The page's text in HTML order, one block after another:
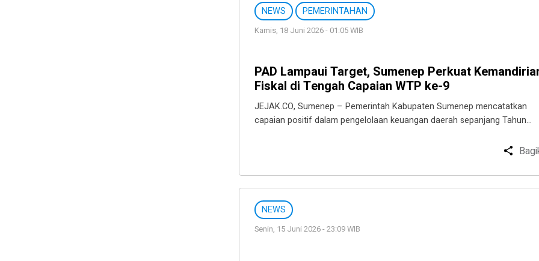
NEWS PEMERINTAHAN
Kamis, 18 Juni 2026 - 01:05 WIB
PAD Lampaui Target, Sumenep Perkuat
Fiskal di Tengah Capaian WTP ke-9
JEJAK.CO, Sumenep – Pemerintah Kabupaten Sumenep mencatatkan
capaian positif dalam pengelolaan keuangan daerah sepanjang Tahun…
NEWS
Senin, 15 Juni 2026 - 23:09 WIB